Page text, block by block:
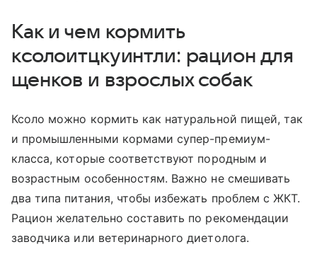
Как и чем кормить
ксолоитцкуинтли: рацион для
щенков и взрослых собак
Ксоло можно кормить как натуральной пищей, так
и промышленными кормами супер-премиум-
класса, которые соответствуют породным и
возрастным особенностям. Важно не смешивать
два типа питания, чтобы избежать проблем с ЖКТ.
Рацион желательно составить по рекомендации
заводчика или ветеринарного диетолога.